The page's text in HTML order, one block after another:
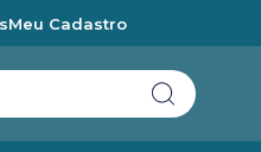
Meu Cadastro